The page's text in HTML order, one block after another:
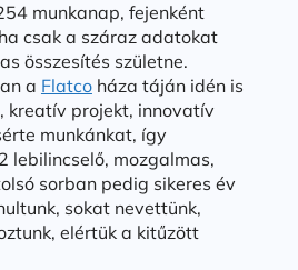
munkanap, fejenként
csak a száraz adatokat
összesítés születne.
a Flatcoháza táján idén is
kreatív projekt, innovatív
munkánkat, így
lebilincselő, mozgalmas,
sorban pedig sikeres év
sokat nevettünk,
elértük a kitűzött